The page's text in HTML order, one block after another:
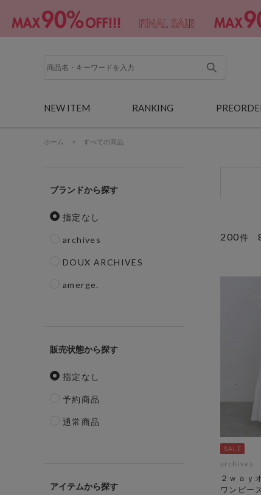
NEW ITEM RANKING
ホーム > すべての商品
ブランド
指定なし
archives
DOUX ARCHIVES
amerge.
販売状態
指定なし
予約商品
通常商品
アイテム
200件
archives
２ｗａｙ
ワンピース